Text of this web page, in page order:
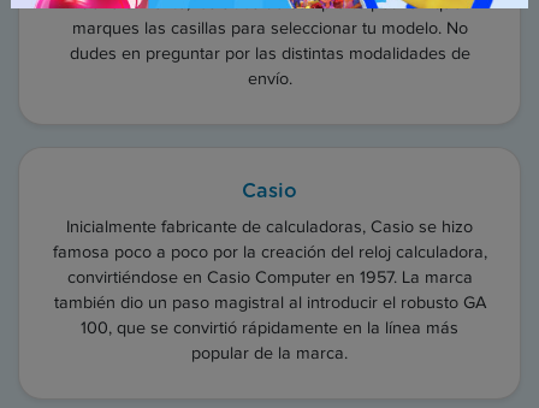
marques las casillas para seleccionar tu modelo. No
dudes en preguntar por las distintas modalidades de
envío.
Casio
Inicialmente fabricante de calculadoras, Casio se hizo
famosa poco a poco por la creación del reloj calculadora,
convirtiéndose en Casio Computer en 1957. La marca
también dio un paso magistral al introducir el robusto GA
100, que se convirtió rápidamente en la línea más
popular de la marca.